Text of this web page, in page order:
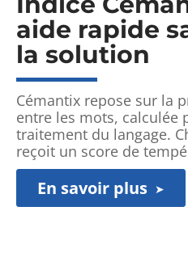
aide rapide
la solution
Cémantix repose sur la
entre les mots, calculée
traitement du langage.
reçoit un score de
En savoir plus